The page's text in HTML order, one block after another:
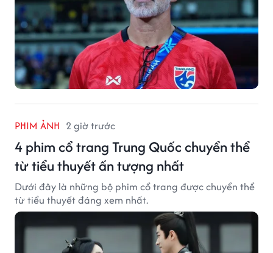
PHIM ẢNH 2 giờ trước
4 phim cổ trang Trung Quốc chuyển thể
từ tiểu thuyết ấn tượng nhất
Dưới đây là những bộ phim cổ trang được chuyển thể
từ tiểu thuyết đáng xem nhất.